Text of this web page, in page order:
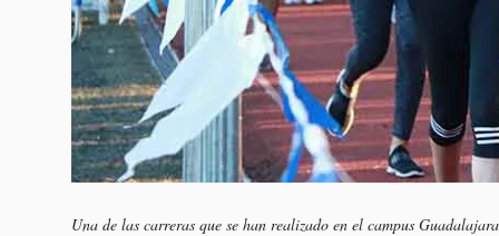
Una de las carreras que se han realizado en el campus